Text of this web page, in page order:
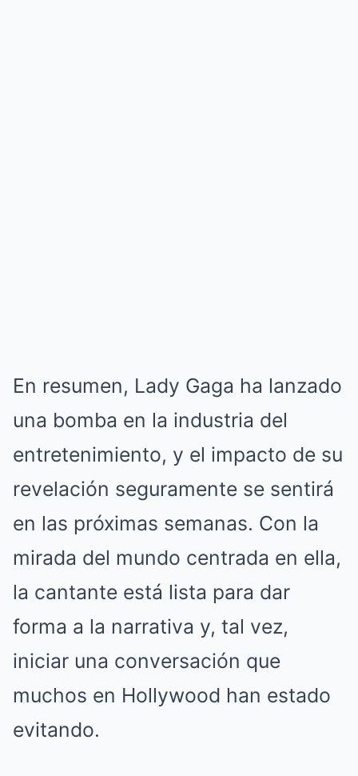
En resumen, Lady Gaga ha lanzado
una bomba en la industria del
entretenimiento, y el impacto de su
revelación seguramente se sentirá
en las próximas semanas. Con la
mirada del mundo centrada en ella,
la cantante está lista para dar
forma a la narrativa y, tal vez,
iniciar una conversación que
muchos en Hollywood han estado
evitando.